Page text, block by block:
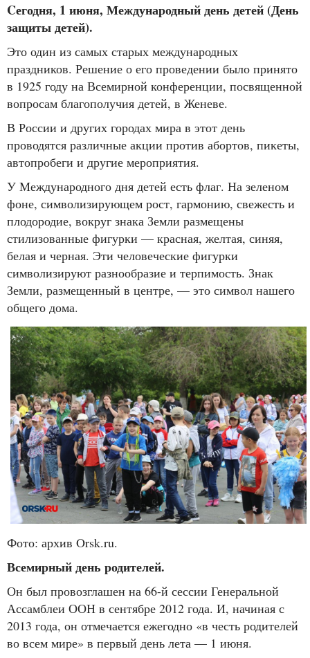
Cегодня, 1 июня, Международный день детей (День
защиты детей).
Это один из самых старых международных
праздников. Решение о его проведении было принято
в 1925 году на Всемирной конференции, посвященной
вопросам благополучия детей, в Женеве.
В России и других городах мира в этот день
проводятся различные акции против абортов, пикеты,
автопробеги и другие мероприятия.
У Международного дня детей есть флаг. На зеленом
фоне, символизирующем рост, гармонию, свежесть и
плодородие, вокруг знака Земли размещены
стилизованные фигурки — красная, желтая, синяя,
белая и черная. Эти человеческие фигурки
символизируют разнообразие и терпимость. Знак
Земли, размещенный в центре, — это символ нашего
общего дома.
Фото: архив Orsk.ru.
Всемирный день родителей.
Он был провозглашен на 66-й сессии Генеральной
Ассамблеи ООН в сентябре 2012 года. И, начиная с
2013 года, он отмечается ежегодно «в честь родителей
во всем мире» в первый день лета — 1 июня.